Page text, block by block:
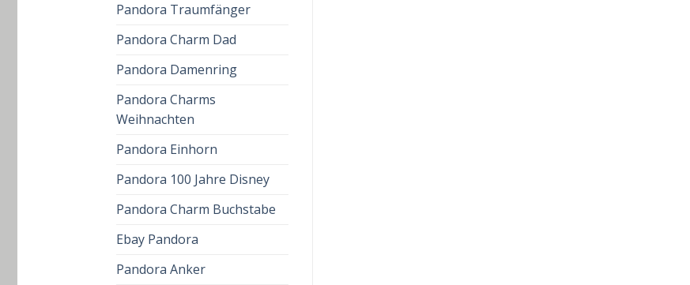
Pandora Traumfänger
Pandora Charm Dad
Pandora Damenring
Pandora Charms
Weihnachten
Pandora Einhorn
Pandora 100 Jahre Disney
Pandora Charm Buchstabe
Ebay Pandora
Pandora Anker